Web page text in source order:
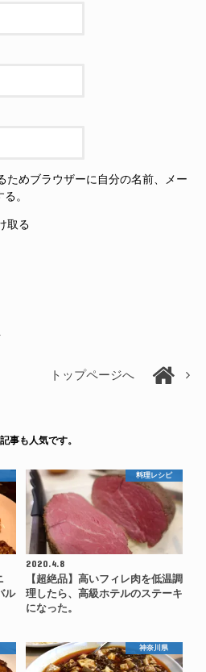
ためブラウザーに自分の名前、メー
。
取る
トップページへ
事も人気です。
ル
料理レシピ
2020.4.8
【超絶品】高いフィレ肉を低温調
理したら、高級ホテルのステーキ
になった。
神奈川県